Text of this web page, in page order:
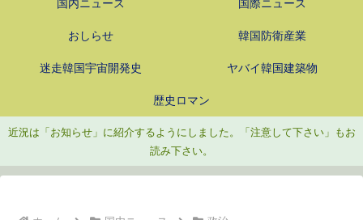
国内ニュース 国際ニュース
おしらせ 韓国防衛産業
迷走韓国宇宙開発史 ヤバイ韓国建築物
歴史ロマン
近況は「お知らせ」に紹介するようにしました。「注意して下さい」もお
読み下さい。